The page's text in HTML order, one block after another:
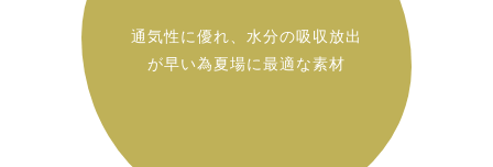
通気性に優れ、水分の吸収放出
が早い為夏場に最適な素材